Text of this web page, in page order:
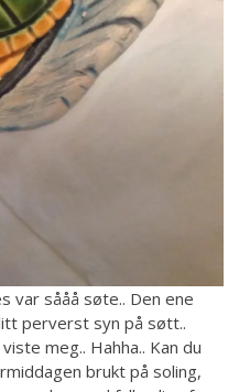
var sååå søte.. Den ene
perverst syn på søtt..
meg.. Hahha.. Kan du
brukt på soling,